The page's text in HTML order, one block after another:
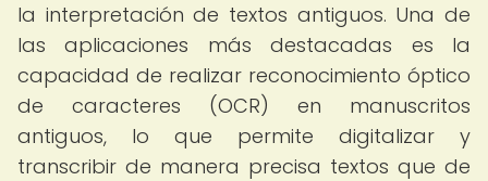
la interpretación de textos antiguos. Una de
las aplicaciones más destacadas es la
capacidad de realizar reconocimiento óptico
de caracteres (OCR) en manuscritos
antiguos, lo que permite digitalizar y
transcribir de manera precisa textos que de